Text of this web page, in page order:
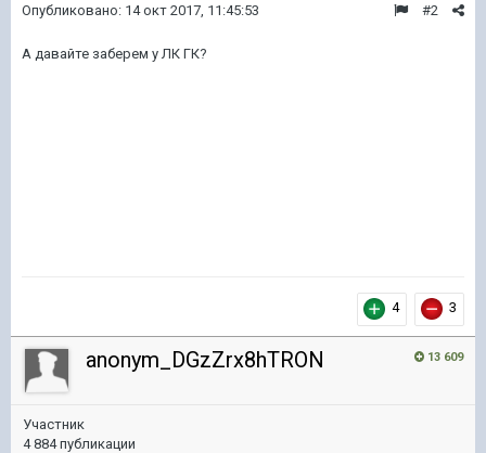
#2
Опубликовано: 14 окт 2017, 11:45:53
А давайте заберем у ЛК ГК?
4 3
13 609
anonym_DGzZrx8hTRON
Участник
4 884 публикации